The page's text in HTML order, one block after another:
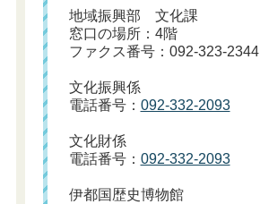
地域振興部 文化課
窓口の場所：4階
ファクス番号：092-323-2344
文化振興係
電話番号： 092-332-2093
文化財係
電話番号： 092-332-2093
伊都国歴史博物館